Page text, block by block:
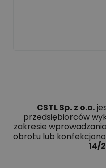
CSTL Sp. z o.o.
przedsiębiorców
zakresie
obrotu lub
14/